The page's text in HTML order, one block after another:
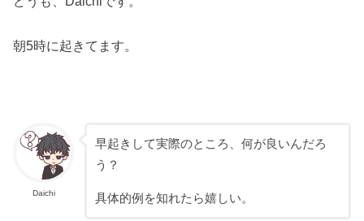
朝5時に起きてます。
Daichi
早起きして実際のところ、何が良いんだろ
う？
具体的例を知れたら嬉しい。